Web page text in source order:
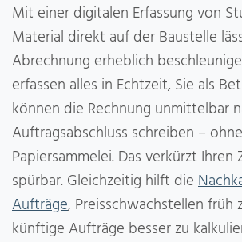
Mit einer digitalen Erfassung von
Material direkt auf der Baustelle
Abrechnung erheblich
erfassen alles in Echtzeit, Sie als
können die Rechnung unmittelbar
Auftragsabschluss schreiben – ohne
Papiersammelei. Das verkürzt Ihren
spürbar. Gleichzeitig hilft die
Aufträge, Preisschwachstellen früh
künftige Aufträge besser zu